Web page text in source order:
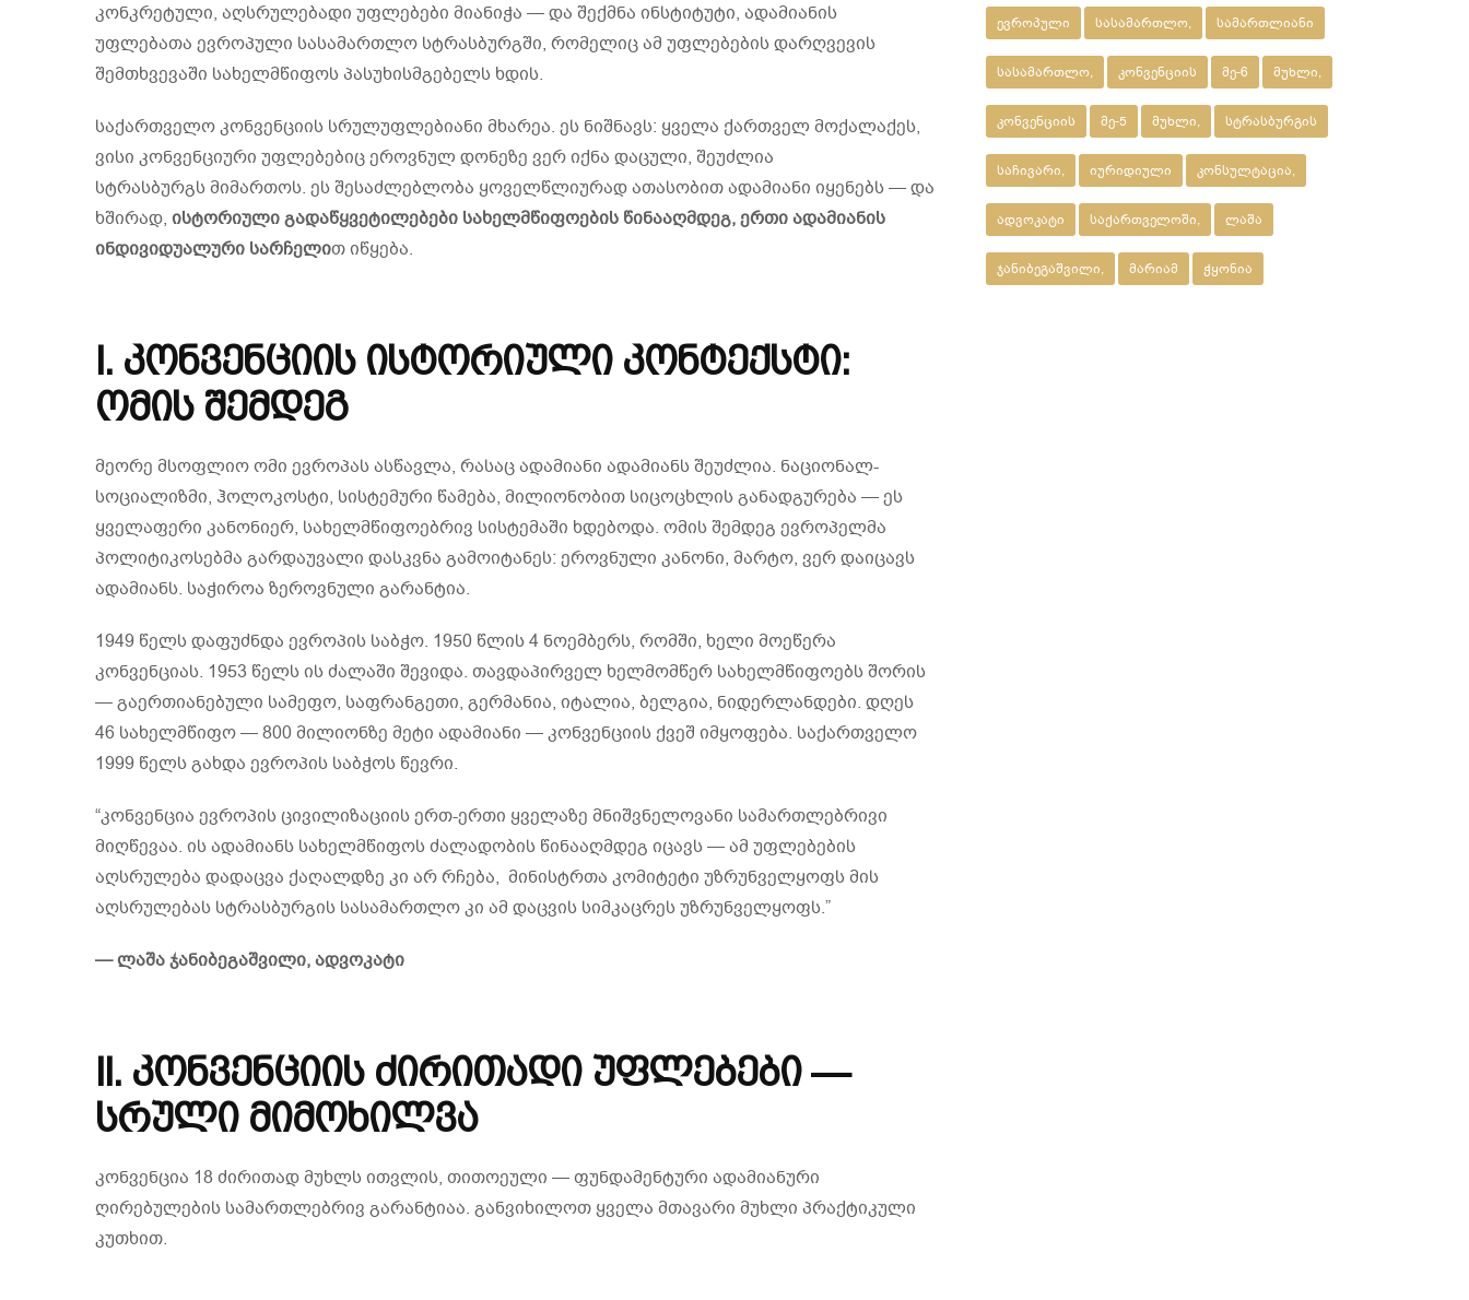
კონკრეტული, აღსრულებადი უფლებები მიანიჭა — და შექმნა ინსტიტუტი, ადამიანის
უფლებათა ევროპული სასამართლო სტრასბურგში, რომელიც ამ უფლებების დარღვევის
შემთხვევაში სახელმწიფოს პასუხისმგებელს ხდის.
საქართველო კონვენციის სრულუფლებიანი მხარეა. ეს ნიშნავს: ყველა ქართველ მოქალაქეს,
ვისი კონვენციური უფლებებიც ეროვნულ დონეზე ვერ იქნა დაცული, შეუძლია
სტრასბურგს მიმართოს. ეს შესაძლებლობა ყოველწლიურად ათასობით ადამიანი იყენებს — და
ხშირად, ისტორიული გადაწყვეტილებები სახელმწიფოების წინააღმდეგ, ერთი ადამიანის
ინდივიდუალური სარჩელით იწყება.
I. კონვენციის ისტორიული კონტექსტი:
ომის შემდეგ
მეორე მსოფლიო ომი ევროპას ასწავლა, რასაც ადამიანი ადამიანს შეუძლია. ნაციონალ-
სოციალიზმი, ჰოლოკოსტი, სისტემური წამება, მილიონობით სიცოცხლის განადგურება — ეს
ყველაფერი კანონიერ, სახელმწიფოებრივ სისტემაში ხდებოდა. ომის შემდეგ ევროპელმა
პოლიტიკოსებმა გარდაუვალი დასკვნა გამოიტანეს: ეროვნული კანონი, მარტო, ვერ დაიცავს
ადამიანს. საჭიროა ზეროვნული გარანტია.
1949 წელს დაფუძნდა ევროპის საბჭო. 1950 წლის 4 ნოემბერს, რომში, ხელი მოეწერა
კონვენციას. 1953 წელს ის ძალაში შევიდა. თავდაპირველ ხელმომწერ სახელმწიფოებს შორის
— გაერთიანებული სამეფო, საფრანგეთი, გერმანია, იტალია, ბელგია, ნიდერლანდები. დღეს
46 სახელმწიფო — 800 მილიონზე მეტი ადამიანი — კონვენციის ქვეშ იმყოფება. საქართველო
1999 წელს გახდა ევროპის საბჭოს წევრი.
“კონვენცია ევროპის ცივილიზაციის ერთ-ერთი ყველაზე მნიშვნელოვანი სამართლებრივი
მიღწევაა. ის ადამიანს სახელმწიფოს ძალადობის წინააღმდეგ იცავს — ამ უფლებების
აღსრულება დადაცვა ქაღალდზე კი არ რჩება, მინისტრთა კომიტეტი უზრუნველყოფს მის
აღსრულებას სტრასბურგის სასამართლო კი ამ დაცვის სიმკაცრეს უზრუნველყოფს.”
— ლაშა ჯანიბეგაშვილი, ადვოკატი
II. კონვენციის ძირითადი უფლებები —
სრული მიმოხილვა
კონვენცია 18 ძირითად მუხლს ითვლის, თითოეული — ფუნდამენტური ადამიანური
ღირებულების სამართლებრივ გარანტიაა. განვიხილოთ ყველა მთავარი მუხლი პრაქტიკული
კუთხით.
ევროპული სასამართლო, სამართლიანი
სასამართლო, კონვენციის მე-6 მუხლი,
კონვენციის მე-5 მუხლი, სტრასბურგის
საჩივარი, იურიდიული კონსულტაცია,
ადვოკატი საქართველოში, ლაშა
ჯანიბეგაშვილი, მარიამ ჭყონია